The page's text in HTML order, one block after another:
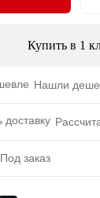
Купить в 1
Нашли
Под заказ